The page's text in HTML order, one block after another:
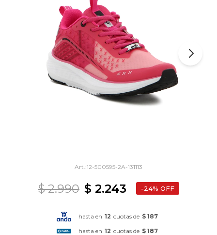
12-500595-2A-131113
$ 2.243
$ 2.990 24
hasta en 12 cuotas de $ 187
hasta en 12 cuotas de $ 187